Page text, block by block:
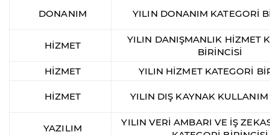
DONANIM YILIN DONANIM KATEGORİ
HİZMET
YILIN DANIŞMANLIK HİZMET
BİRİNCİSİ
HİZMET
YILIN HİZMET KATEGORİ
HİZMET YILIN DIŞ KAYNAK
YAZILIM
YILIN VERİ AMBARI VE İŞ